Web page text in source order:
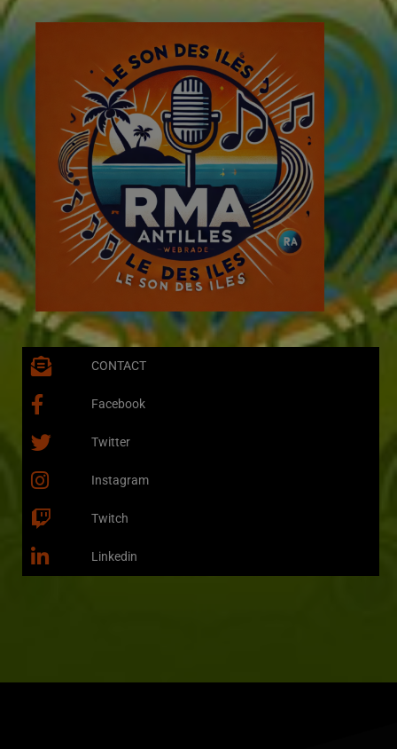
CONTACT
Facebook
Twitter
Instagram
Twitch
Linkedin